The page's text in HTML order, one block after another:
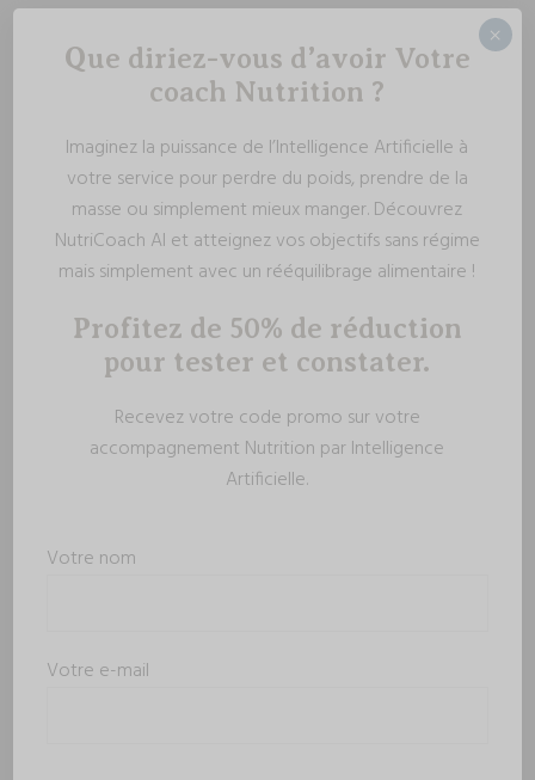
Que diriez-vous d’avoir Votre
coach Nutrition ?
Imaginez la puissance de l’Intelligence Artificielle à
votre service pour perdre du poids, prendre de la
masse ou simplement mieux manger. Découvrez
NutriCoach AI et atteignez vos objectifs sans régime
mais simplement avec un rééquilibrage alimentaire !
Profitez de 50% de réduction
pour tester et constater.
Recevez votre code promo sur votre
accompagnement Nutrition par Intelligence
Artificielle.
Votre nom
Votre e-mail
×